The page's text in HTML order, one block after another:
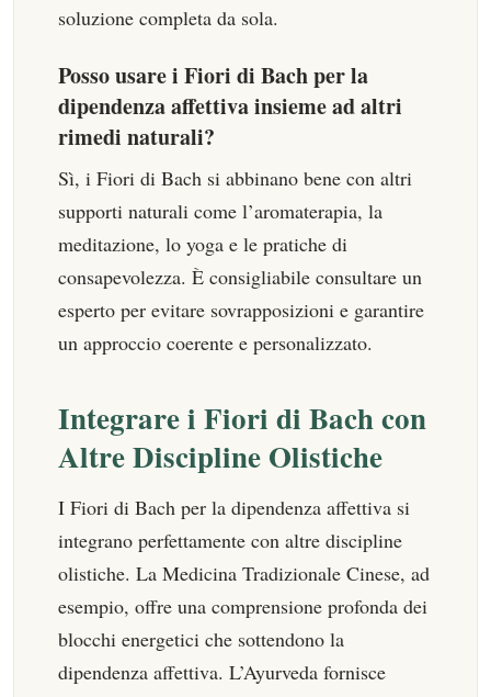
soluzione completa da sola.
Posso usare i Fiori di Bach per la
dipendenza affettiva insieme ad altri
rimedi naturali?
Sì, i Fiori di Bach si abbinano bene con altri
supporti naturali come l’aromaterapia, la
meditazione, lo yoga e le pratiche di
consapevolezza. È consigliabile consultare un
esperto per evitare sovrapposizioni e garantire
un approccio coerente e personalizzato.
Integrare i Fiori di Bach con
Altre Discipline Olistiche
I Fiori di Bach per la dipendenza affettiva si
integrano perfettamente con altre discipline
olistiche. La Medicina Tradizionale Cinese, ad
esempio, offre una comprensione profonda dei
blocchi energetici che sottendono la
dipendenza affettiva. L’Ayurveda fornisce